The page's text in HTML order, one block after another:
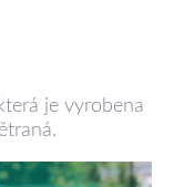
je vyrobena